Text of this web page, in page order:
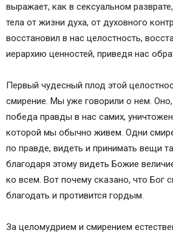
выражает, как в сексуальном
тела от жизни духа, от духовного
восстановил в нас целостность,
иерархию ценностей, приведя нас
Первый чудесный плод этой
смирение. Мы уже говорили о нем.
победа правды в нас самих,
которой мы обычно живем. Одни
по правде, видеть и принимать вещи
благодаря этому видеть Божие
ко всем. Вот почему сказано, что Бог
благодать и противится гордым.
За целомудрием и смирением